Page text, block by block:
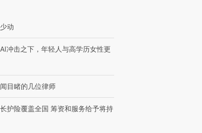
动
AI冲击之下，年轻人与高学历女性更
目睹的几位律师
长护险覆盖全国 筹资和服务给予将持